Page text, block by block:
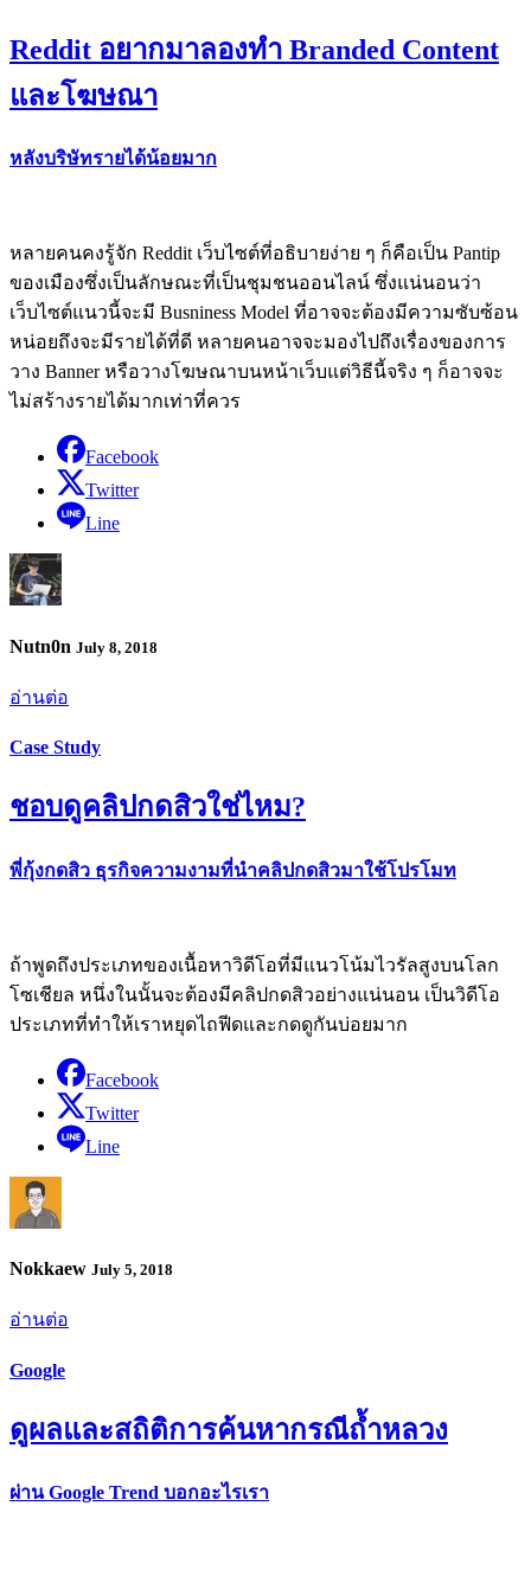
Reddit อยากมาลองทำ Branded Content
และโฆษณา
หลังบริษัทรายได้น้อยมาก
หลายคนคงรู้จัก Reddit เว็บไซต์ที่อธิบายง่าย ๆ ก็คือเป็น Pantip
ของเมืองซึ่งเป็นลักษณะที่เป็นชุมชนออนไลน์ ซึ่งแน่นอนว่า
เว็บไซต์แนวนี้จะมี Busniness Model ที่อาจจะต้องมีความซับซ้อน
หน่อยถึงจะมีรายได้ที่ดี หลายคนอาจจะมองไปถึงเรื่องของการ
วาง Banner หรือวางโฆษณาบนหน้าเว็บแต่วิธีนี้จริง ๆ ก็อาจจะ
ไม่สร้างรายได้มากเท่าที่ควร
Facebook
Twitter
Line
Nutn0n July 8, 2018
อ่านต่อ
Case Study
ชอบดูคลิปกดสิวใช่ไหม?
พี่กุ้งกดสิว ธุรกิจความงามที่นำคลิปกดสิวมาใช้โปรโมท
ถ้าพูดถึงประเภทของเนื้อหาวิดีโอที่มีแนวโน้มไวรัลสูงบนโลก
โซเชียล หนึ่งในนั้นจะต้องมีคลิปกดสิวอย่างแน่นอน เป็นวิดีโอ
ประเภทที่ทำให้เราหยุดไถฟีดและกดดูกันบ่อยมาก
Facebook
Twitter
Line
Nokkaew July 5, 2018
อ่านต่อ
Google
ดูผลและสถิติการค้นหากรณีถ้ำหลวง
ผ่าน Google Trend บอกอะไรเรา